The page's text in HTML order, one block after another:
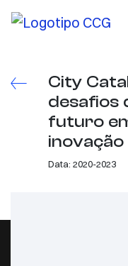
City
desafios
futuro
inovação
Data: 2020-2023